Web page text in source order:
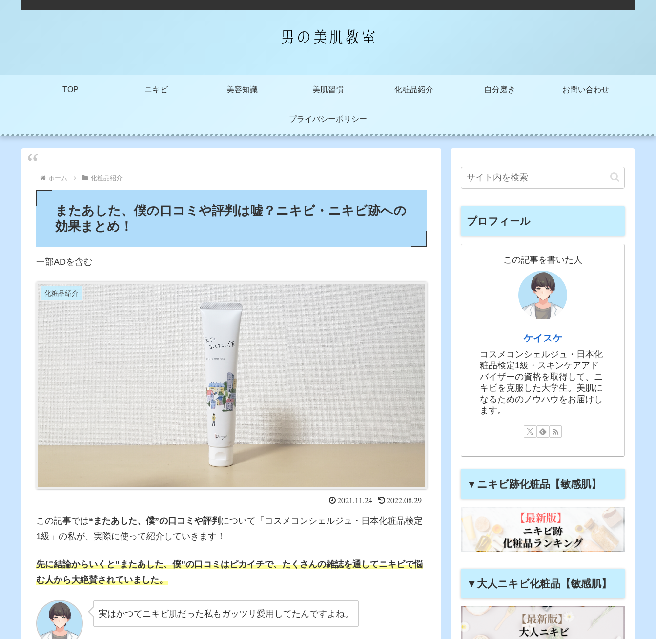
TOP ニキビ 美容知識 美肌習慣 化粧品紹介 自分磨き お問い合わせ
プライバシーポリシー
ホーム 化粧品紹介
またあした、僕の口コミや評判は嘘？ニキビ・ニキビ跡への
効果まとめ！
一部ADを含む
化粧品紹介
2021.11.24 2022.08.29
この記事では“またあした、僕”の口コミや評判 について「コスメコンシェルジュ・日本化粧品検定
1級」の私が、実際に使って紹介していきます！
先に結論からいくと”またあした、僕”の口コミはピカイチで、たくさんの雑誌を通してニキビで悩
む人から大絶賛されていました。
実はかつてニキビ肌だった私もガッツリ愛用してたんですよね。
プロフィール
この記事を書いた人
ケイスケ
コスメコンシェルジュ・日本化
粧品検定1級・スキンケアアド
バイザーの資格を取得して、ニ
キビを克服した大学生。美肌に
なるためのノウハウをお届けし
ます。
▼ニキビ跡化粧品【敏感肌】
▼大人ニキビ化粧品【敏感肌】